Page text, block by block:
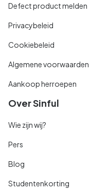
Defect product melden
Privacybeleid
Cookiebeleid
Algemene voorwaarden
Aankoop herroepen
Over Sinful
Wie zijn wij?
Pers
Blog
Studentenkorting